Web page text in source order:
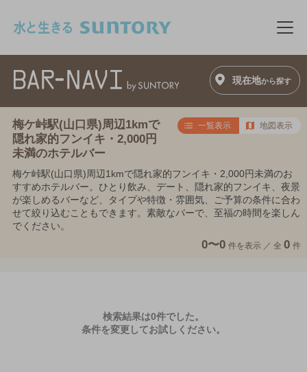
メ
現在地から探す
梅ケ峠駅(山口県)周辺1kmで
隠れ家的フンイキ・2,000円
未満のホテルバー
一覧表示 地図表示
梅ケ峠駅(山口県)周辺1kmで隠れ家的フンイキ・2,000円未満のお
すすめホテルバー。ひとり飲み、デート、隠れ家的フンイキ、夜景
が楽しめるバーなど、タイプや特徴・雰囲気、ご予算の条件に合わ
せて絞り込むこともできます。素敵なバーで、至福の時間を楽しん
でください。
0〜0 件を表示 ／ 全 0 件
検索結果は0件でした。
条件を変更してお試しください。